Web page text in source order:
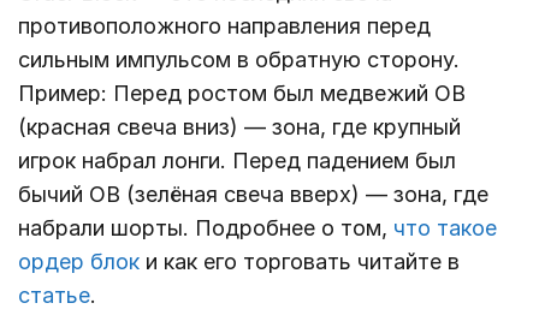
противоположного направления перед
сильным импульсом в обратную сторону.
Пример: Перед ростом был медвежий OB
(красная свеча вниз) — зона, где крупный
игрок набрал лонги. Перед падением был
бычий OB (зелёная свеча вверх) — зона, где
набрали шорты. Подробнее о том, что такое
ордер блок и как его торговать читайте в
статье.